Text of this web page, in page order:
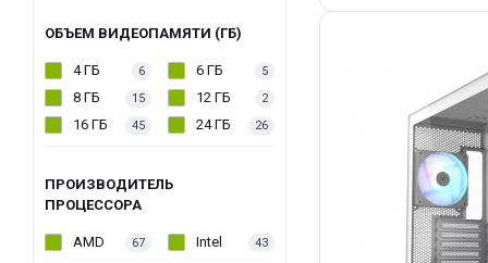
ОБЪЕМ ВИДЕОПАМЯТИ (ГБ)
4 ГБ 6 6 ГБ 5
8 ГБ 15 12 ГБ 2
16 ГБ 45 24 ГБ 26
ПРОИЗВОДИТЕЛЬ
ПРОЦЕССОРА
AMD 67 Intel 43